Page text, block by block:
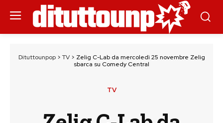
Dituttounpop> TV> Zelig C-Lab da mercoledì 25 novembre Zelig
sbarca su Comedy Central
TV